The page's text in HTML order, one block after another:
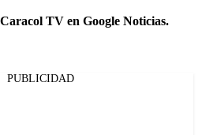
TV en Google Noticias.
PUBLICIDAD